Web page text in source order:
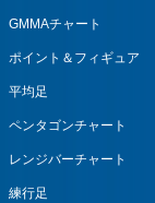
GMMAチャート
ポイント＆フィギュア
平均足
ペンタゴンチャート
レンジバーチャート
練行足